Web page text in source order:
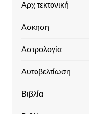
Αρχιτεκτονική
Ασκηση
Αστρολογία
Αυτοβελτίωση
Βιβλία